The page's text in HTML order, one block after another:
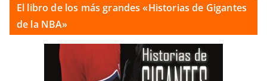
El libro de los más grandes «Historias de Gigantes
de la NBA»